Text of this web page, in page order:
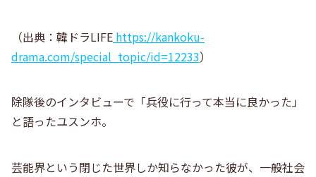
（出典：韓ドラLIFE https://kankoku-
drama.com/special_topic/id=12233）
除隊後のインタビューで「兵役に行って本当に良かった」
と語ったユスンホ。
芸能界という閉じた世界しか知らなかった彼が、一般社会